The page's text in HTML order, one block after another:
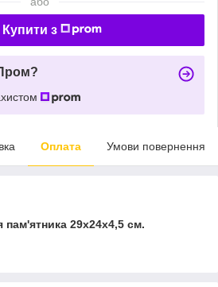
Купити з
Оплата Умови повернення
пам'ятника 29х24х4,5 см.